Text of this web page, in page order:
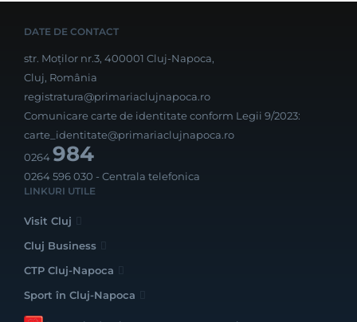
DATE DE CONTACT
str. Moților nr.3, 400001 Cluj-Napoca,
Cluj, România
registratura@primariaclujnapoca.ro
Comunicare carte de identitate conform Legii 9/2023:
carte_identitate@primariaclujnapoca.ro
0264984
0264 596 030 - Centrala telefonica
LINKURI UTILE
Visit Cluj
Cluj Business
CTP Cluj-Napoca
Sport în Cluj-Napoca